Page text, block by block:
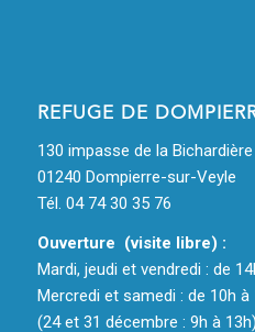
REFUGE DE
130 impasse de la Bichardière
01240 Dompierre-sur-Veyle
Tél. 04 74 30 35 76
Ouverture (visite libre) :
Mardi, jeudi et vendredi : de
Mercredi et samedi : de 10h
(24 et 31 décembre : 9h à 13h)